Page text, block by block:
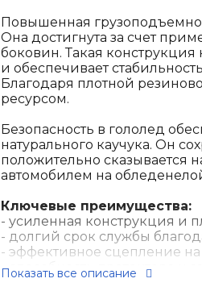
Повышенная
Она достигнута за счет
боковин. Такая конструкция
и обеспечивает
Благодаря плотной
ресурсом.
Безопасность в гололед
натурального каучука. Он
положительно сказывается
автомобилем на
Ключевые преимущества:
- усиленная конструкция и
- долгий срок службы
- эффективное сцепление на
- способность протектора к
- развитая система
Показать все описание